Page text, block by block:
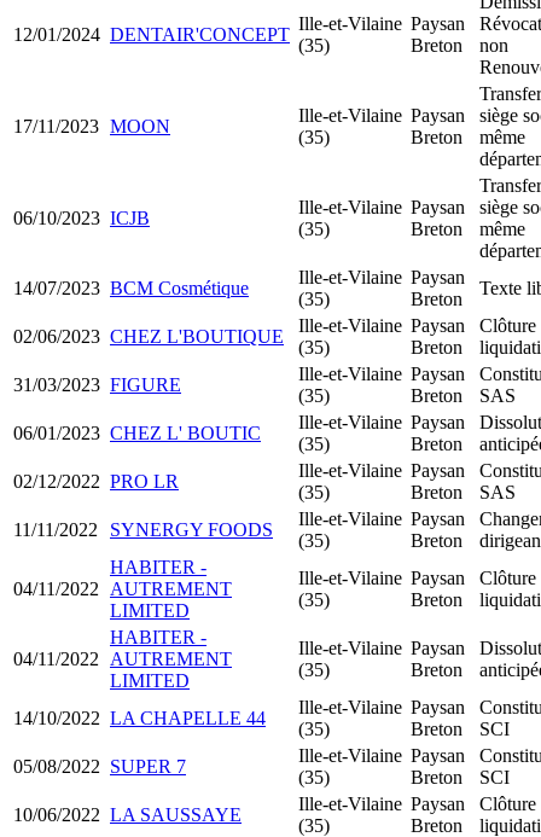
12/01/2024 DENTAIR'CONCEPT
Ille-et-Vilaine
(35)
Paysan
Breton
non
17/11/2023 MOON
Ille-et-Vilaine
(35)
Paysan
Breton
siège
même
06/10/2023 ICJB
Ille-et-Vilaine
(35)
Paysan
Breton
siège
même
14/07/2023 BCM Cosmétique
Ille-et-Vilaine
(35)
Paysan
Breton
Texte
02/06/2023 CHEZ L'BOUTIQUE
Ille-et-Vilaine
(35)
Paysan
Breton
Clôture
31/03/2023 FIGURE
Ille-et-Vilaine
(35)
Paysan
Breton
SAS
06/01/2023 CHEZ L' BOUTIC
Ille-et-Vilaine
(35)
Paysan
Breton
02/12/2022 PRO LR
Ille-et-Vilaine
(35)
Paysan
Breton
SAS
11/11/2022
SYNERGY FOODS
Ille-et-Vilaine
(35)
Paysan
Breton
04/11/2022
HABITER -
AUTREMENT
LIMITED
Ille-et-Vilaine
(35)
Paysan
Breton
Clôture
04/11/2022
HABITER -
AUTREMENT
LIMITED
Ille-et-Vilaine
(35)
Paysan
Breton
14/10/2022 LA CHAPELLE 44
Ille-et-Vilaine
(35)
Paysan
Breton
SCI
05/08/2022 SUPER 7
Ille-et-Vilaine
(35)
Paysan
Breton
SCI
10/06/2022 LA SAUSSAYE
Ille-et-Vilaine
(35)
Paysan
Breton
Clôture